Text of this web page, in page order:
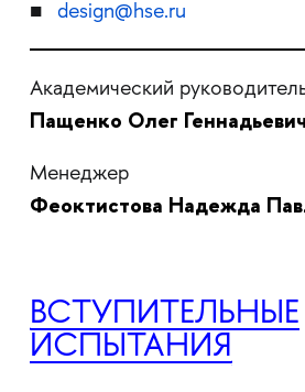
design@hse.ru
Академический
Пащенко Олег Геннадьевич
Менеджер
Феоктистова Надежда
ВСТУПИТЕЛЬНЫЕ
ИСПЫТАНИЯ